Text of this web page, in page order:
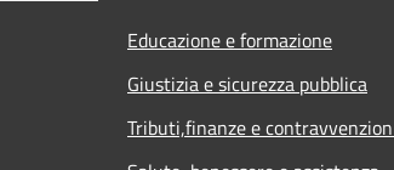
Educazione e formazione
Giustizia e sicurezza pubblica
Tributi,finanze e